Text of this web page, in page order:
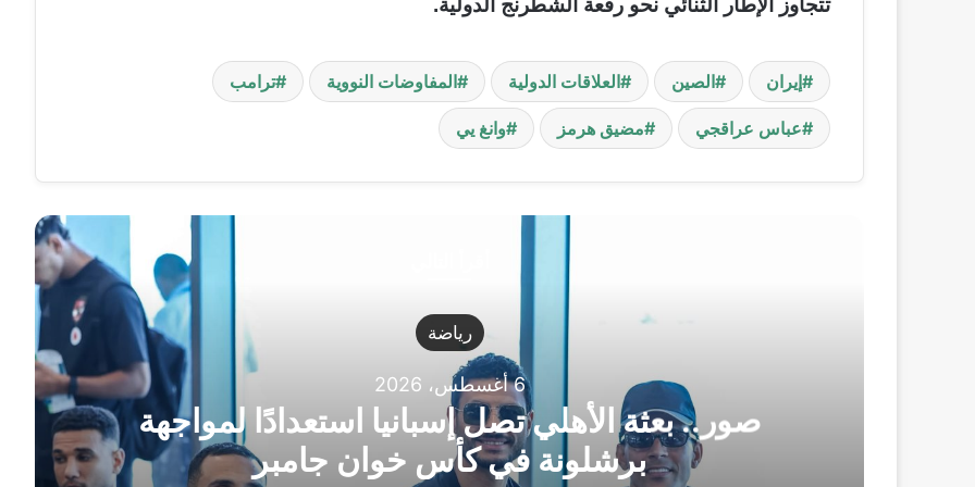
تتجاوز الإطار الثنائي نحو رقعة الشطرنج الدولية.
إيران الصين العلاقات الدولية المفاوضات النووية ترامب
عباس عراقجي مضيق هرمز وانغ يي
رياضة
6 أغسطس، 2026
صور.. بعثة الأهلي تصل إسبانيا استعدادًا لمواجهة
برشلونة في كأس خوان جامبر